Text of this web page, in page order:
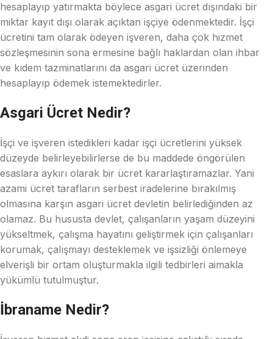
hesaplayıp yatırmakta böylece asgari ücret dışındaki bir
miktar kayıt dışı olarak açıktan işçiye ödenmektedir. İşçi
ücretini tam olarak ödeyen işveren, daha çok hizmet
sözleşmesinin sona ermesine bağlı haklardan olan ihbar
ve kıdem tazminatlarını da asgari ücret üzerinden
hesaplayıp ödemek istemektedirler.
Asgari Ücret Nedir?
İşçi ve işveren istedikleri kadar işçi ücretlerini yüksek
düzeyde belirleyebilirlerse de bu maddede öngörülen
esaslara aykırı olarak bir ücret kararlaştıramazlar. Yani
azami ücret tarafların serbest iradelerine bırakılmış
olmasına karşın asgari ücret devletin belirlediğinden az
olamaz. Bu hususta devlet, çalışanların yaşam düzeyini
yükseltmek, çalışma hayatını geliştirmek için çalışanları
korumak, çalışmayı desteklemek ve işsizliği önlemeye
elverişli bir ortam oluşturmakla ilgili tedbirleri aimakla
yükümlü tutulmuştur.
İbraname Nedir?